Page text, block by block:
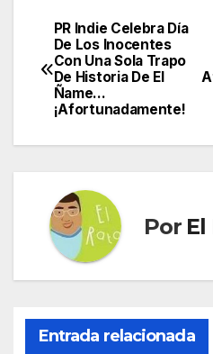
Navegación
de
entradas
PR Indie Celebra Día
De Los Inocentes
Con Una Sola Trapo
De Historia De El
Ñame…
¡Afortunadamente!
Por El
Entrada relacionada